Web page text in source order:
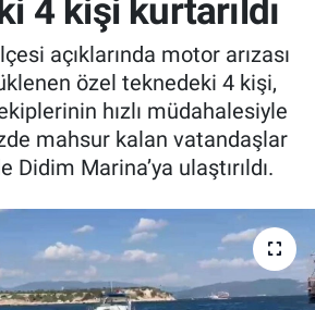
4 kişi kurtarıldı
açıklarında motor arızası
özel teknedeki 4 kişi,
hızlı müdahalesiyle
mahsur kalan vatandaşlar
Didim Marina’ya ulaştırıldı.
Durumu ve Fikstür